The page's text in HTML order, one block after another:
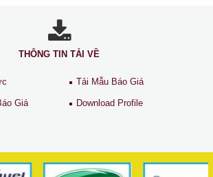
THÔNG TIN TẢI VỀ
Tải Mẫu Báo Giá
Giá Download Profile